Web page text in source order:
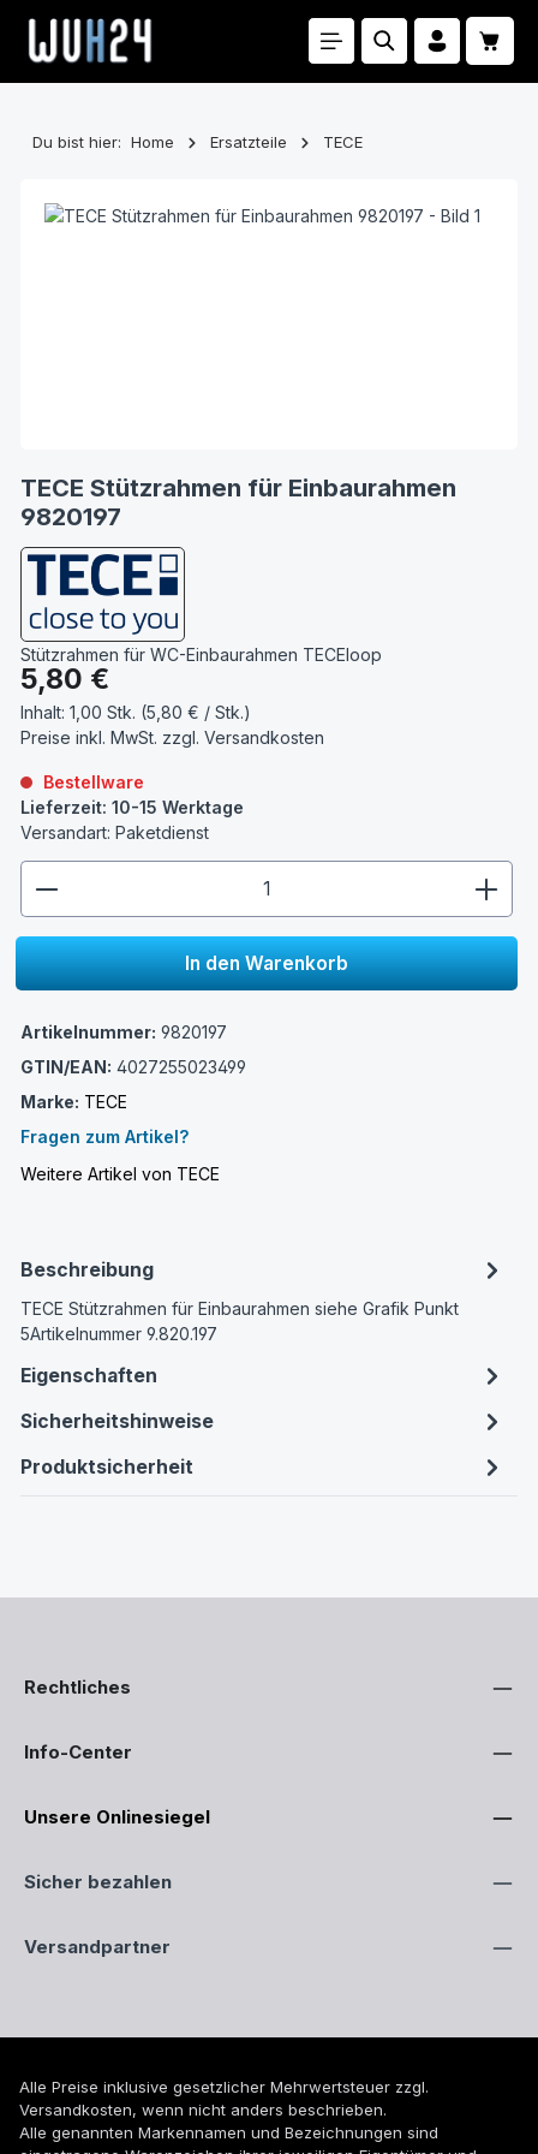
Zum Hauptinhalt springen
Du bist hier: Home Ersatzteile TECE
TECE Stützrahmen für Einbaurahmen
9820197
Stützrahmen für WC-Einbaurahmen TECEloop
Regulärer Preis:
5,80 €
Inhalt: 1,00 Stk. (5,80 € / Stk.)
Preise inkl. MwSt. zzgl. Versandkosten
Bestellware
Lieferzeit: 10-15 Werktage
Versandart: Paketdienst
In den Warenkorb
Artikelnummer: 9820197
GTIN/EAN: 4027255023499
Marke: TECE
Fragen zum Artikel?
Weitere Artikel von TECE
Beschreibung
TECE Stützrahmen für Einbaurahmen siehe Grafik Punkt
5Artikelnummer 9.820.197
Eigenschaften
Sicherheitshinweise
Produktsicherheit
Rechtliches
Info-Center
Unsere Onlinesiegel
Sicher bezahlen
Versandpartner
Alle Preise inklusive gesetzlicher Mehrwertsteuer zzgl.
Versandkosten, wenn nicht anders beschrieben.
Alle genannten Markennamen und Bezeichnungen sind